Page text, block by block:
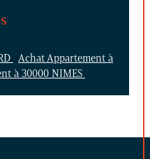
Achat Appartement à
à 30000 NIMES